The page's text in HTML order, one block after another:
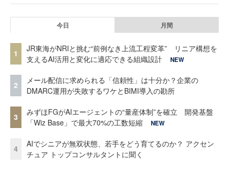
今日 月間
1
JR東海がNRIと挑む“前例なき上流工程変革” リニア構想を
支えるAI活用と変化に適応できる組織設計
NEW
2
メール配信に求められる「信頼性」は十分か？企業の
DMARC運用が失敗するワケとBIMI導入の勘所
3
みずほFGがAIエージェントの“量産体制”を確立 開発基盤
「Wiz Base」で最大70%の工数短縮
NEW
4
AIでシニアが無双状態、若手をどう育てるのか？ アクセン
チュア トップコンサルタントに聞く